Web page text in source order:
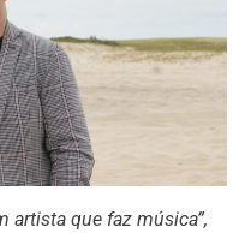
artista que faz música”,